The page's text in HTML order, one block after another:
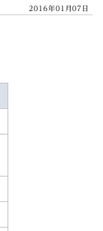
2016年01月07日